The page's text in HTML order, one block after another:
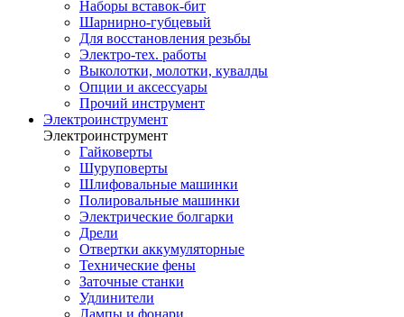
Наборы вставок-бит
Шарнирно-губцевый
Для восстановления резьбы
Электро-тех. работы
Выколотки, молотки, кувалды
Опции и аксессуары
Прочий инструмент
Электроинструмент
Электроинструмент
Гайковерты
Шуруповерты
Шлифовальные машинки
Полировальные машинки
Электрические болгарки
Дрели
Отвертки аккумуляторные
Технические фены
Заточные станки
Удлинители
Лампы и фонари